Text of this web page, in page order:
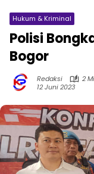
Hukum & Kriminal
Polisi
Bogor
Redaksi
2
12 Juni 2023